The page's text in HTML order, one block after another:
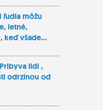
môžu
letné,
keď všade...
lidi ,
odrzinou od